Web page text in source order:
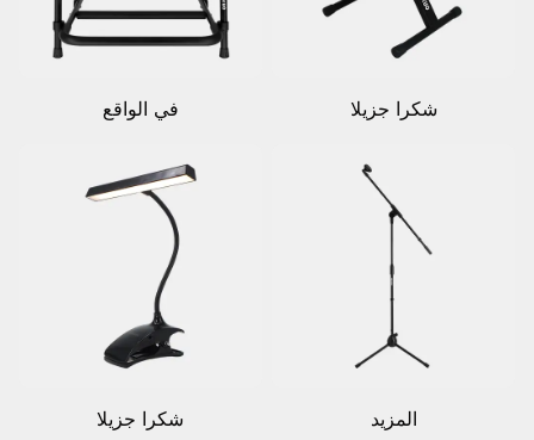
في الواقع شكرا جزيلا
شكرا جزيلا المزيد